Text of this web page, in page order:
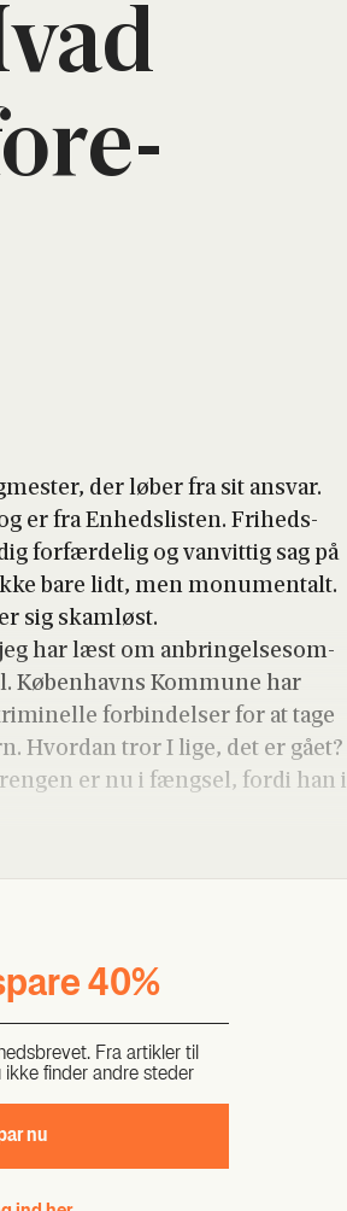
der løber fra sit ansvar.
er fra Enheds­li­sten. Fri­heds­
for­fær­de­lig og van­vit­tig sag på
bare lidt, men monu­men­talt.
sig skam­løst.
har læst om anbrin­gel­ses­om­
Køben­havns Kom­mu­ne har
for­bin­del­ser for at tage
Hvor­dan tror I lige, det er gået?
er nu i fængsel, for­di han i
40%
Fra artik­ler til
fin­der andre ste­der
nu